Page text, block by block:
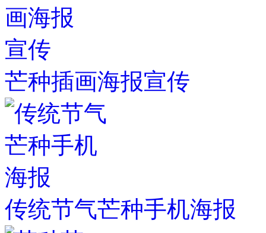
芒种插画海报宣传
传统节气芒种手机海报